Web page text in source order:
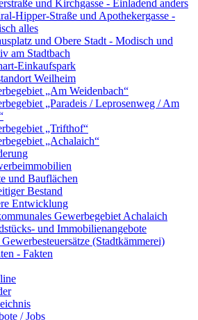
und Kirchgasse - Einladend anders
Hipper-Straße und Apothekergasse -
alles
und Obere Stadt - Modisch und
am Stadtbach
Einkaufspark
Weilheim
„Am Weidenbach“
„Paradeis / Leprosenweg / Am
„Trifthof“
„Achalaich“
und Bauflächen
Bestand
Entwicklung
Gewerbegebiet Achalaich
und Immobilienangebote
(Stadtkämmerei)
- Fakten
/ Jobs